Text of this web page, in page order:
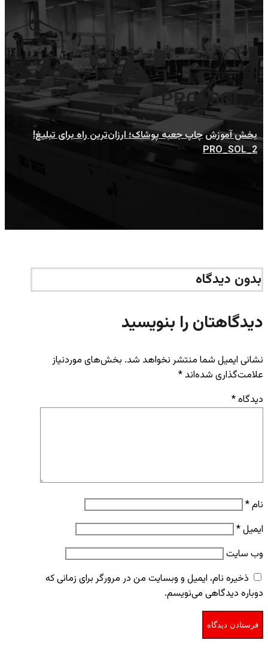
PRO_SOL_2
بخش آموزشچاپ جعبه پوشاک؛ ارزان‌ترین راه برای تبلیغ!
PRO_SOL_2
بدون دیدگاه
دیدگاهتان را بنویسید
نشانی ایمیل شما منتشر نخواهد شد. بخش‌های موردنیاز
علامت‌گذاری شده‌اند *
دیدگاه*
نام*
ایمیل*
وب‌ سایت
ذخیره نام، ایمیل و وبسایت من در مرورگر برای زمانی که
دوباره دیدگاهی می‌نویسم.